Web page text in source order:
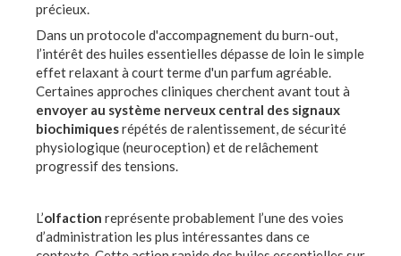
précieux.
Dans un protocole d'accompagnement du burn-out,
l’intérêt des huiles essentielles dépasse de loin le simple
effet relaxant à court terme d'un parfum agréable.
Certaines approches cliniques cherchent avant tout à
envoyer au système nerveux central des signaux
biochimiquesrépétés de ralentissement, de sécurité
physiologique (neuroception) et de relâchement
progressif des tensions.
L’olfaction représente probablement l’une des voies
d’administration les plus intéressantes dans ce